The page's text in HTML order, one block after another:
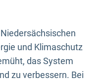
und Klimaschutz
das System
zu verbessern. Bei